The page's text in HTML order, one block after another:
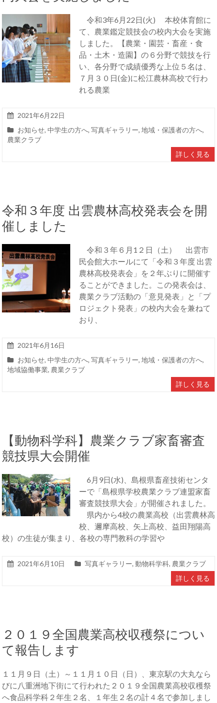
令和3年6月22日(火) 本校体育館に
て、農業鑑定競技会の校内大会を実施
しました。【農業・園芸・畜産・食
品・土木・造園】の６分野で競技を行
い、各分野で成績優秀な上位５名は、
７月３０日(金)に松江農林高校で行わ
れる農業
2021年6月22日
お知らせ,中学生の方へ,写真ギャラリー,地域・保護者の方へ,
農業クラブ
詳しく見る
令和３年度 出雲農林高校発表会を開
催しました
令和３年６月1２日（土） 出雲市
民会館大ホールにて「令和３年度 出雲
農林高校発表会」を２年ぶりに開催す
ることができました。この発表会は、
農業クラブ活動の「意見発表」と「プ
ロジェクト発表」の校内大会を兼ねて
おり、
2021年6月16日
お知らせ,中学生の方へ,写真ギャラリー,地域・保護者の方へ,
地域協働事業, 農業クラブ
詳しく見る
【動物科学科】農業クラブ家畜審査
競技県大会開催
6月9日(水)、島根県畜産技術センタ
ーで「島根県学校農業クラブ連盟家畜
審査競技県大会」が開催されました。
県内から4校の農業高校（出雲農林高
校、邇摩高校、矢上高校、益田翔陽高
校）の生徒が集まり、各校の専門教科の学習や
2021年6月10日 写真ギャラリー,動物科学科, 農業クラブ
詳しく見る
２０１９全国農業高校収穫祭につい
て報告します
１１月９日（土）～１１月１０日（日）、東京駅の大丸なら
びに八重洲地下街にて行われた２０１９全国農業高校収穫祭
へ食品科学科２年生２名、１年生２名の計４名で参加しまし